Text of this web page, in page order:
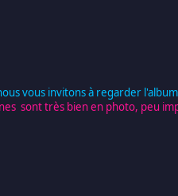
vous invitons à regarder
sont très bien en photo, peu